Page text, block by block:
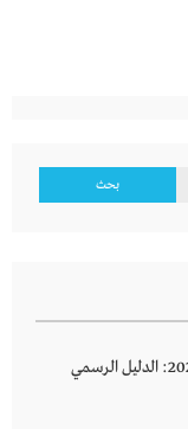
تحميل تطبيق Eashahtech اعاشتك للايفون 2026: الدليل الرسمي